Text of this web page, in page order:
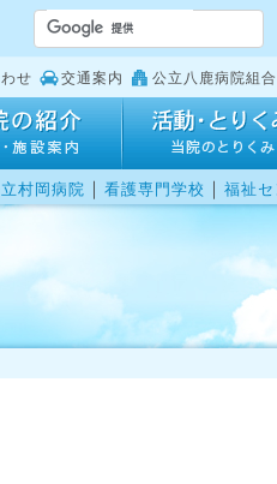
せ 交通案内 公立八鹿病院組合
村岡病院 ｜ 看護専門学校 ｜ 福祉